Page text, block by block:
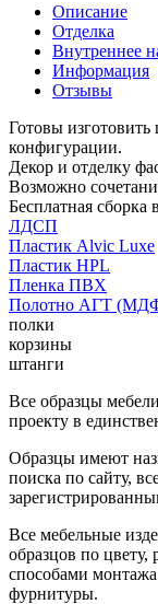
Описание
Отделка
Внутреннее
Информация
Отзывы
Готовы
конфигурации.
Декор и отделку
Возможно
Бесплатная сборка
ЛДСП
Пластик Alvic Luxe
Пластик HPL
Пленка ПВХ
Полотно АГТ
полки
корзины
штанги
Все образцы
проекту в
Образцы имеют
поиска по сайту,
Все мебельные
образцов по цвету,
способами
фурнитуры.